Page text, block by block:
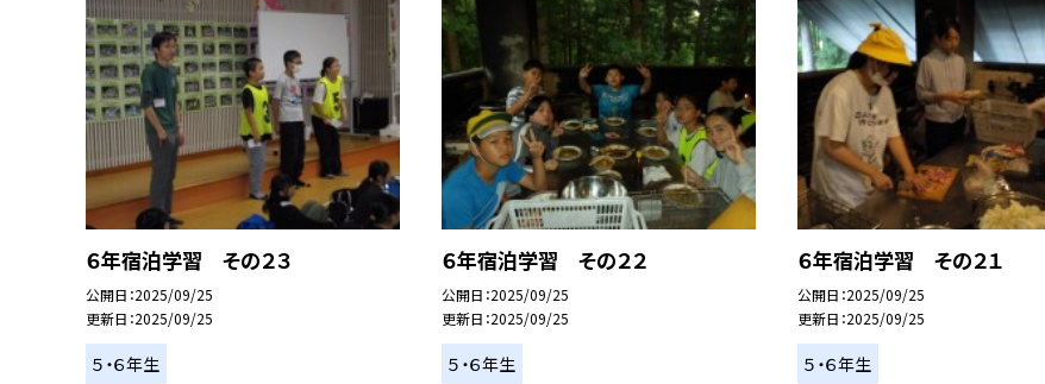
６年宿泊学習 その２３
公開日 2025/09/25
更新日 2025/09/25
５・６年生
６年宿泊学習 その２２
公開日 2025/09/25
更新日 2025/09/25
５・６年生
６年宿泊学習 その２１
公開日 2025/09/25
更新日 2025/09/25
５・６年生